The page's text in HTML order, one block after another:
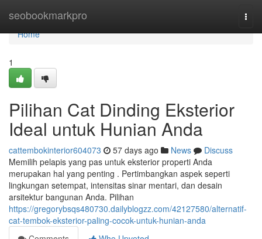
seobookmarkpro
Home
Home
1
Pilihan Cat Dinding Eksterior
Ideal untuk Hunian Anda
cattembokinterior604073 57 days ago News
Discuss
Memilih pelapis yang pas untuk eksterior properti Anda
merupakan hal yang penting . Pertimbangkan aspek seperti
lingkungan setempat, intensitas sinar mentari, dan desain
arsitektur bangunan Anda. Pilihan
https://gregorybsqs480730.dailyblogzz.com/42127580/alternatif-
cat-tembok-eksterior-paling-cocok-untuk-hunian-anda